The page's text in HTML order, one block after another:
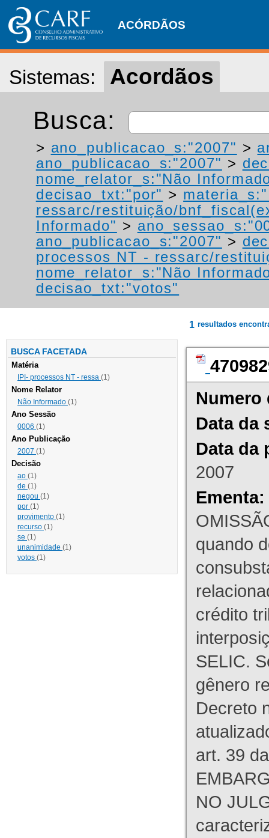
ACÓRDÃOS
Sistemas: Acordãos
Busca:
> ano_publicacao_s:"2007" >
ano_publicacao_s:"2007" >
nome_relator_s:"Não
decisao_txt:"por" >
ressarc/restituição/
Informado" >
ano_publicacao_s:"2007" >
processos NT - ressarc/
nome_relator_s:"Não
decisao_txt:"votos"
BUSCA FACETADA
Matéria
IPI- processos NT - ressa (1)
Nome Relator
Não Informado (1)
Ano Sessão
0006 (1)
Ano Publicação
2007 (1)
Decisão
ao (1)
de (1)
negou (1)
por (1)
provimento (1)
recurso (1)
se (1)
unanimidade (1)
votos (1)
1 resultados
Numero
Data da
Data da
2007
Ementa:
quando
crédito
SELIC.
gênero
Decreto
art. 39
NO